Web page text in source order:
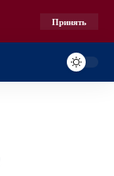
Принять